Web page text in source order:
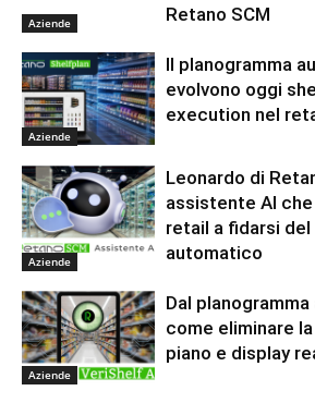
Aziende
Retano SCM
Aziende
Il planogramma
evolvono oggi
execution nel
Aziende
Leonardo di
assistente AI
retail a fidarsi del
automatico
Aziende
Dal
come eliminare
piano e display